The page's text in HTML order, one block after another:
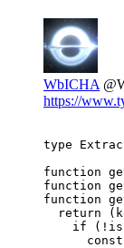
WbICHA
https://
type
function
function
function
return
if